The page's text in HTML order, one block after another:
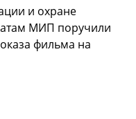
и охране
МИП поручили
фильма на